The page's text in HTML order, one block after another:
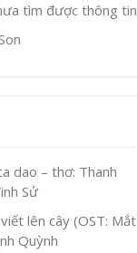
tìm được thông tin
dao – thơ: Thanh
Sử
lên cây (OST: Mắt
Quỳnh